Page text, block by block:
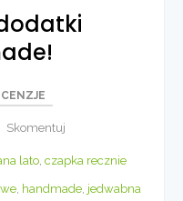
Skomentuj
dodatki
handmade!
lato, czapka recznie
, handmade, jedwabna